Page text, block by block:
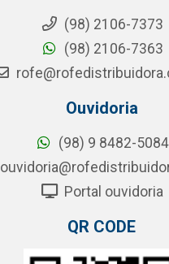
(98) 2106-7373
(98) 2106-7363
Ouvidoria
(98) 9 8482-5084
Portal ouvidoria
QR CODE